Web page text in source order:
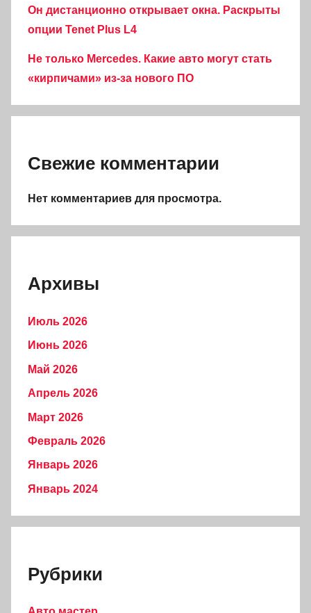
Он дистанционно открывает окна. Раскрыты
опции Tenet Plus L4
Не только Mercedes. Какие авто могут стать
«кирпичами» из-за нового ПО
Свежие комментарии
Нет комментариев для просмотра.
Архивы
Июль 2026
Июнь 2026
Май 2026
Апрель 2026
Март 2026
Февраль 2026
Январь 2026
Январь 2024
Рубрики